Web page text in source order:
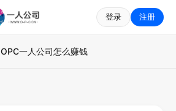
登录 注册
OPC一人公司怎么赚钱